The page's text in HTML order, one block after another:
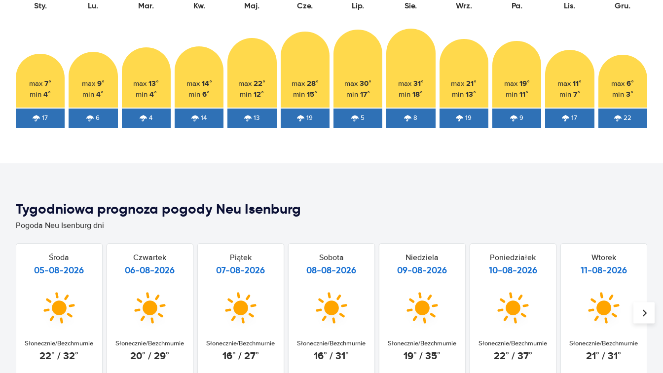
Sty.
max7°
min4°
17
Lu.
max 9°
min4°
6
Mar.
max13°
min 4°
4
Kw.
max 14°
min6°
14
Maj.
max22°
min12°
13
Cze.
max 28°
min 15°
19
Lip.
max30°
min 17°
5
Sie.
max 31°
min18°
8
Wrz.
max21°
min 13°
19
Pa.
max 19°
min 11°
9
Lis.
max11°
min 7°
17
Gru.
max6°
min 3°
22
Tygodniowa prognoza pogody Neu Isenburg
Pogoda Neu Isenburg dni
Środa
05-08-2026
Słonecznie/Bezchmurnie
22° / 32°
Czwartek
06-08-2026
Słonecznie/Bezchmurnie
20° / 29°
Piątek
07-08-2026
Słonecznie/Bezchmurnie
16° / 27°
Sobota
08-08-2026
Słonecznie/Bezchmurnie
16° / 31°
Niedziela
09-08-2026
Słonecznie/Bezchmurnie
19° / 35°
Poniedziałek
10-08-2026
Słonecznie/Bezchmurnie
22° / 37°
Wtorek
11-08-2026
Słonecznie/Bezchmurnie
21° / 31°